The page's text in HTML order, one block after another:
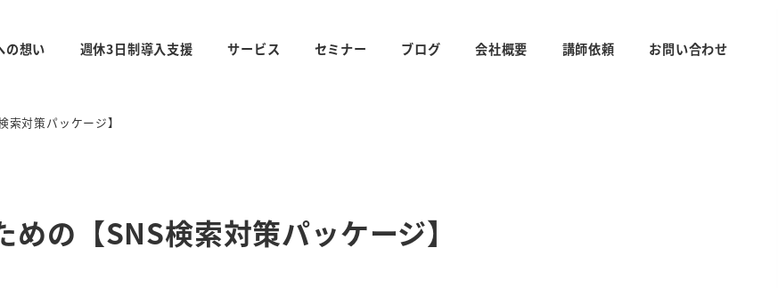
の想い 週休3日制導入支援 サービス セミナー ブログ 会社概要 講師依頼 お問い合わせ
対策パッケージ】
の【SNS検索対策パッケージ】